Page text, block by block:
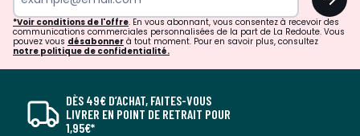
*Voir conditions de l'offre. En vous abonnant, vous consentez à recevoir des
communications commerciales personnalisées de la part de La Redoute. Vous
pouvez vous désabonner à tout moment. Pour en savoir plus, consultez
notre politique de confidentialité.
DÈS 49€ D’ACHAT, FAITES-VOUS
LIVRER EN POINT DE RETRAIT POUR
1,95€*